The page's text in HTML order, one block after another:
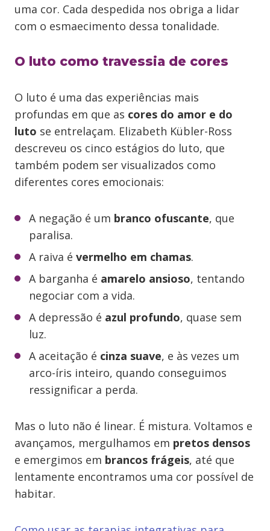
uma cor. Cada despedida nos obriga a lidar
com o esmaecimento dessa tonalidade.
O luto como travessia de cores
O luto é uma das experiências mais
profundas em que as cores do amor e do
luto se entrelaçam. Elizabeth Kübler-Ross
descreveu os cinco estágios do luto, que
também podem ser visualizados como
diferentes cores emocionais:
A negação é um branco ofuscante, que
paralisa.
A raiva é vermelho em chamas.
A barganha é amarelo ansioso, tentando
negociar com a vida.
A depressão é azul profundo, quase sem
luz.
A aceitação é cinza suave, e às vezes um
arco-íris inteiro, quando conseguimos
ressignificar a perda.
Mas o luto não é linear. É mistura. Voltamos e
avançamos, mergulhamos em pretos densos
e emergimos em brancos frágeis, até que
lentamente encontramos uma cor possível de
habitar.